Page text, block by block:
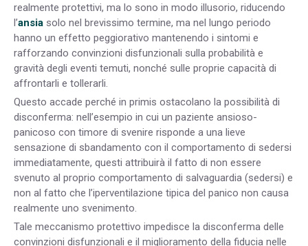
realmente protettivi, ma lo sono in modo illusorio, riducendo
l’ansia solo nel brevissimo termine, ma nel lungo periodo
hanno un effetto peggiorativo mantenendo i sintomi e
rafforzando convinzioni disfunzionali sulla probabilità e
gravità degli eventi temuti, nonché sulle proprie capacità di
affrontarli e tollerarli.
Questo accade perché in primis ostacolano la possibilità di
disconferma: nell’esempio in cui un paziente ansioso-
panicoso con timore di svenire risponde a una lieve
sensazione di sbandamento con il comportamento di sedersi
immediatamente, questi attribuirà il fatto di non essere
svenuto al proprio comportamento di salvaguardia (sedersi) e
non al fatto che l’iperventilazione tipica del panico non causa
realmente uno svenimento.
Tale meccanismo protettivo impedisce la disconferma delle
convinzioni disfunzionali e il miglioramento della fiducia nelle